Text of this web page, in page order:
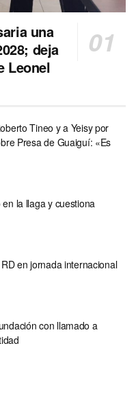
una
deja
Leonel
Tineo y a Yeisy por
Presa de Guaiguí: «Es
la llaga y cuestiona
en jornada internacional
con llamado a